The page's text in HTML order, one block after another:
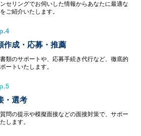
セリングでお伺いした情報からあなたに最適な
ご紹介いたします。
作成・応募・推薦
類のサポートや、応募手続き代行など、徹底的
ートいたします。
・選考
問の提示や模擬面接などの面接対策で、サポー
します。